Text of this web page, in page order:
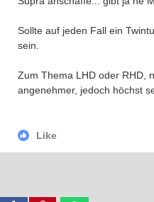
Sollte auf jeden Fall ein
sein.
Zum Thema LHD oder RHD,
angenehmer, jedoch höchst
Like